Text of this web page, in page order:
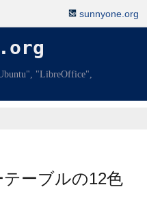
sunnyone.org
"LibreOffice",
ーブルの12色